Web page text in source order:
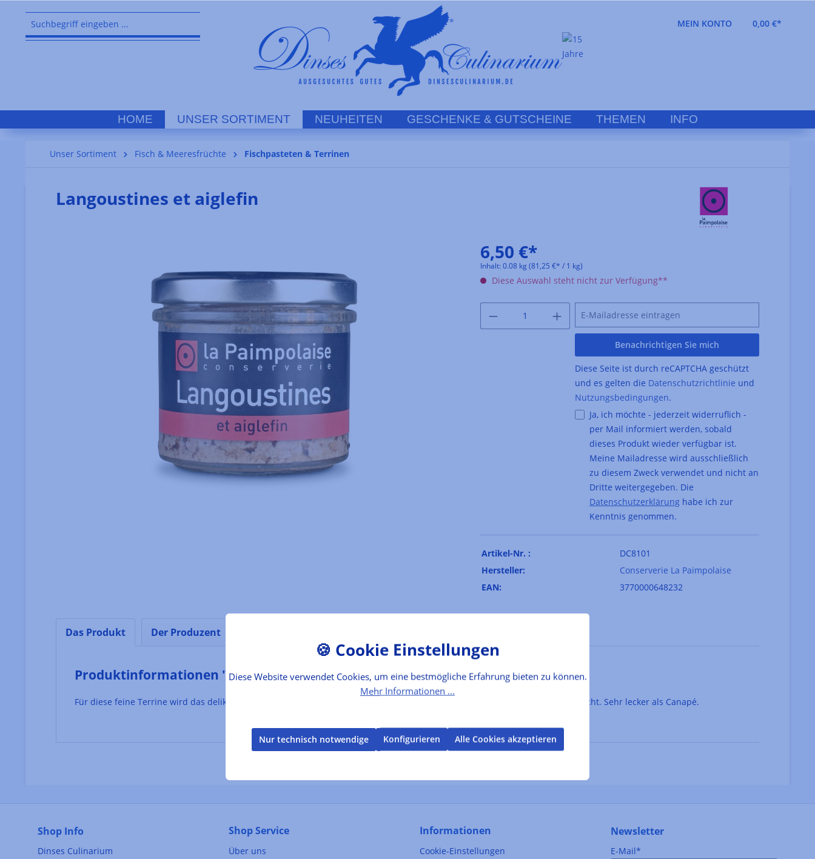
Zur Hauptnavigation springen
MEIN KONTO
0,00 €*
HOME UNSER SORTIMENT NEUHEITEN GESCHENKE & GUTSCHEINE THEMEN INFO
Unser Sortiment Fisch & Meeresfrüchte Fischpasteten & Terrinen
Langoustines et aiglefin
6,50 €*
Inhalt: 0.08 kg (81,25 €* / 1 kg)
Diese Auswahl steht nicht zur Verfügung**
Benachrichtigen Sie mich
Diese Seite ist durch reCAPTCHA geschützt
und es gelten die Datenschutzrichtlinie und
Nutzungsbedingungen.
Ja, ich möchte - jederzeit widerruflich -
per Mail informiert werden, sobald
dieses Produkt wieder verfügbar ist.
Meine Mailadresse wird ausschließlich
zu diesem Zweck verwendet und nicht an
Dritte weitergegeben. Die
Datenschutzerklärunghabe ich zur
Kenntnis genommen.
Artikel-Nr. :
DC8101
Hersteller:
Conserverie La Paimpolaise
EAN:
3770000648232
Das Produkt Der Produzent
Produktinformationen "Langoustines et aiglefin"
Für diese feine Terrine wird das delikate Fleisch der Langustine mit einem Hauch Anis, Schellfisch, Sahne und Gewürzen gekocht. Sehr lecker als Canapé.
Shop Info
Dinses Culinarium
Shop Service
Über uns
Informationen
Cookie-Einstellungen
Newsletter
E-Mail*
Diese Website verwendet Cookies, um eine bestmögliche Erfahrung bieten zu können.
Mehr Informationen ...
Nur technisch notwendige Konfigurieren Alle Cookies akzeptieren